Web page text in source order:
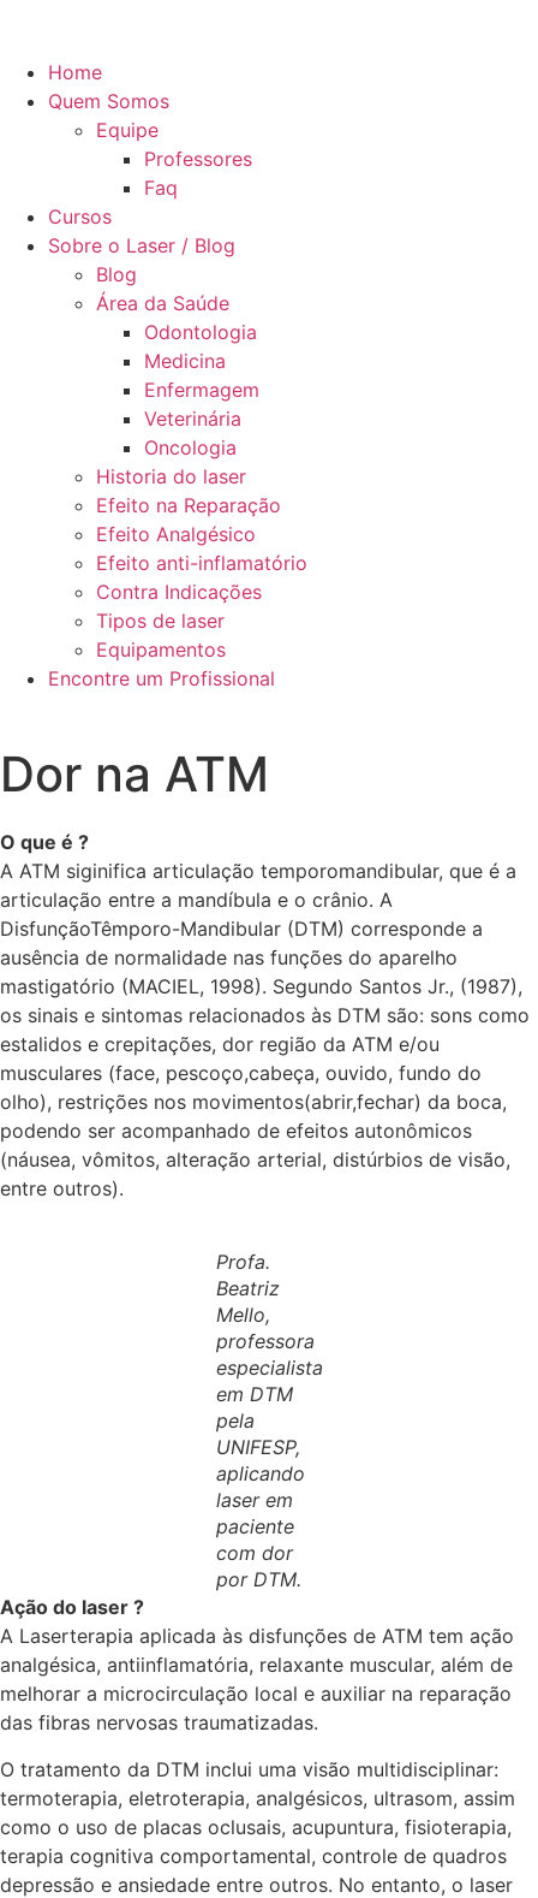
Home
Quem Somos
Equipe
Professores
Faq
Cursos
Sobre o Laser / Blog
Blog
Área da Saúde
Odontologia
Medicina
Enfermagem
Veterinária
Oncologia
Historia do laser
Efeito na Reparação
Efeito Analgésico
Efeito anti-inflamatório
Contra Indicações
Tipos de laser
Equipamentos
Encontre um Profissional
Dor na ATM
O que é ?
A ATM siginifica articulação temporomandibular, que é a
articulação entre a mandíbula e o crânio. A
DisfunçãoTêmporo-Mandibular (DTM) corresponde a
ausência de normalidade nas funções do aparelho
mastigatório (MACIEL, 1998). Segundo Santos Jr., (1987),
os sinais e sintomas relacionados às DTM são: sons como
estalidos e crepitações, dor região da ATM e/ou
musculares (face, pescoço,cabeça, ouvido, fundo do
olho), restrições nos movimentos(abrir,fechar) da boca,
podendo ser acompanhado de efeitos autonômicos
(náusea, vômitos, alteração arterial, distúrbios de visão,
entre outros).
Profa.
Beatriz
Mello,
professora
especialista
em DTM
pela
UNIFESP,
aplicando
laser em
paciente
com dor
por DTM.
Ação do laser ?
A Laserterapia aplicada às disfunções de ATM tem ação
analgésica, antiinflamatória, relaxante muscular, além de
melhorar a microcirculação local e auxiliar na reparação
das fibras nervosas traumatizadas.
O tratamento da DTM inclui uma visão multidisciplinar:
termoterapia, eletroterapia, analgésicos, ultrasom, assim
como o uso de placas oclusais, acupuntura, fisioterapia,
terapia cognitiva comportamental, controle de quadros
depressão e ansiedade entre outros. No entanto, o laser